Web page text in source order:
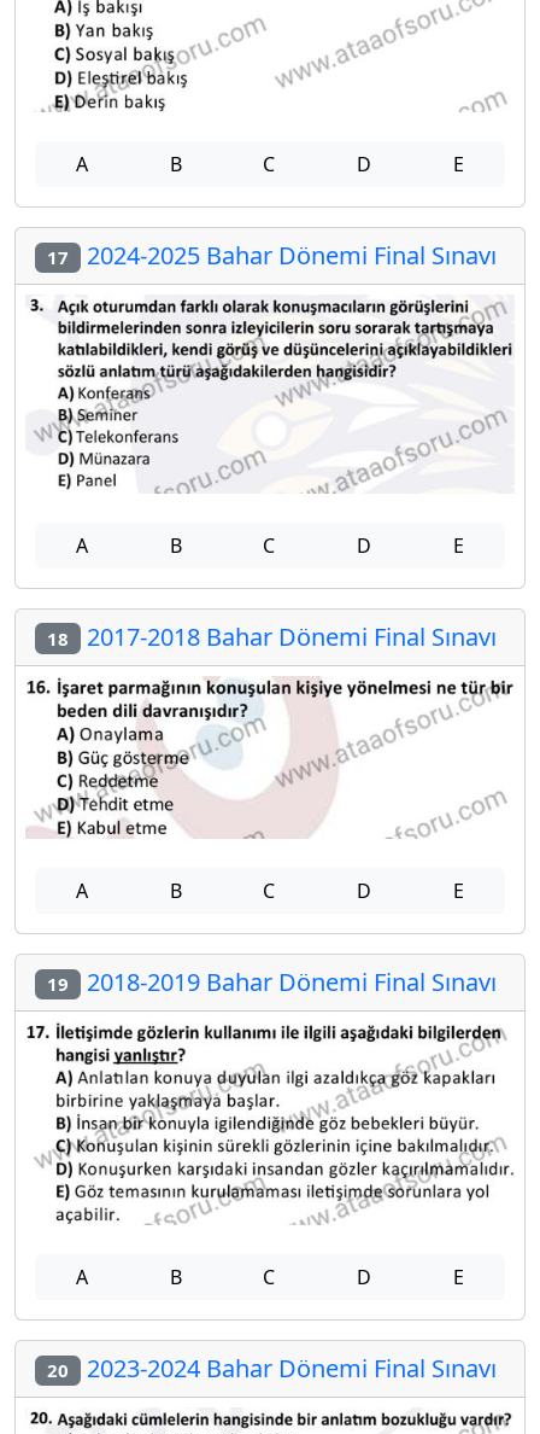
A B C D E
17 2024-2025 Bahar Dönemi Final Sınavı
A B C D E
18 2017-2018 Bahar Dönemi Final Sınavı
A B C D E
19 2018-2019 Bahar Dönemi Final Sınavı
A B C D E
20 2023-2024 Bahar Dönemi Final Sınavı